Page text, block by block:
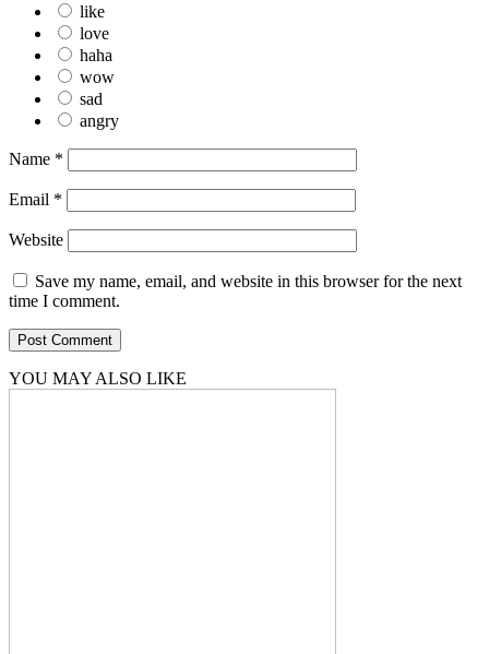
like
love
haha
wow
sad
angry
Name *
Email *
Website
Save my name, email, and website in this browser for the next
time I comment.
YOU MAY ALSO LIKE